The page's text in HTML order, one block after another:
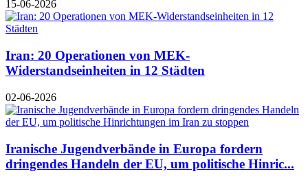
15-06-2026
Iran: 20 Operationen von MEK-
Widerstandseinheiten in 12 Städten
02-06-2026
Iranische Jugendverbände in Europa fordern
dringendes Handeln der EU, um politische Hinric...